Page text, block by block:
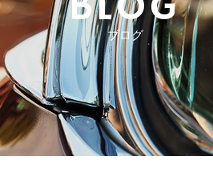
ブログ